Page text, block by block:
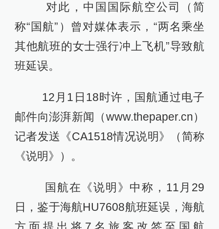
对此，中国国际航空公司（简
称“国航”）曾对媒体表示，“两名乘坐
其他航班的女士强行冲上飞机”导致航
班延误。
12月1日18时许，国航通过电子
邮件向澎湃新闻（www.thepaper.cn）
记者发送《CA1518情况说明》（简称
《说明》）。
国航在《说明》中称，11月29
日，鉴于海航HU7608航班延误，海航
方面提出将7名旅客改签至国航